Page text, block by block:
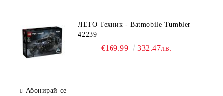
ЛЕГО Техник - Batmobile Tumbler
42239
€169.99 332.47лв.
Абонирай се